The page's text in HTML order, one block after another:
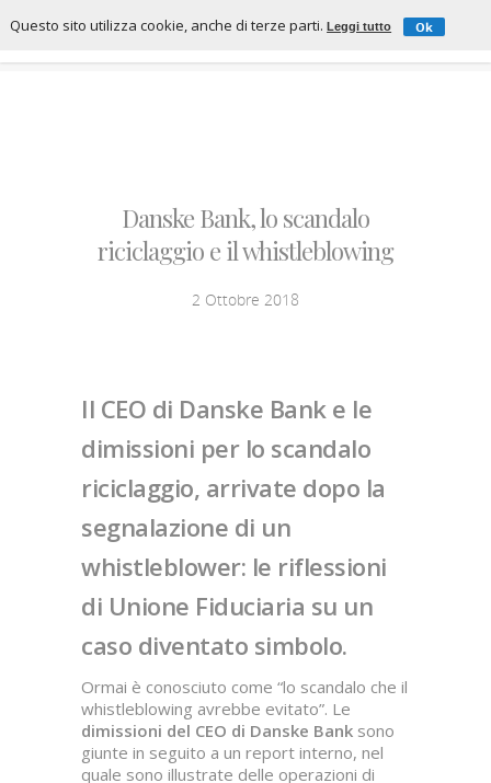
Danske Bank, lo scandalo
riciclaggio e il whistleblowing
2 Ottobre 2018
Il CEO di Danske Bank e le
dimissioni per lo scandalo
riciclaggio, arrivate dopo la
segnalazione di un
whistleblower: le riflessioni
di Unione Fiduciaria su un
caso diventato simbolo.
Ormai è conosciuto come “lo scandalo che il
whistleblowing avrebbe evitato”. Le
dimissioni del CEO di Danske Bank sono
giunte in seguito a un report interno, nel
quale sono illustrate delle operazioni di
Questo sito utilizza cookie, anche di terze parti.Leggi tutto Ok